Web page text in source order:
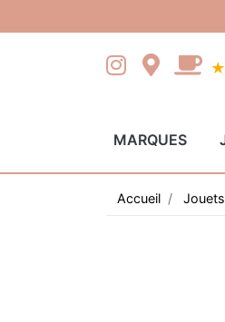
MARQUES
Accueil Jouets